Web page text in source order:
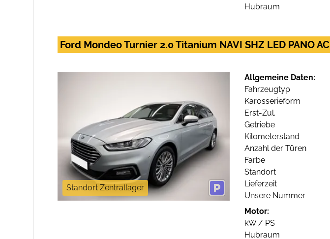
Hubraum
Ford Mondeo Turnier 2.0 Titanium NAVI SHZ LED PANO AC
Standort Zentrallager
Allgemeine Daten:
Fahrzeugtyp
Karosserieform
Erst-Zul.
Getriebe
Kilometerstand
Anzahl der Türen
Farbe
Standort
Lieferzeit
Unsere Nummer
Motor:
kW / PS
Hubraum